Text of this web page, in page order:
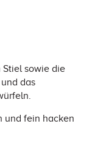
Stiel sowie die
das
und fein hacken